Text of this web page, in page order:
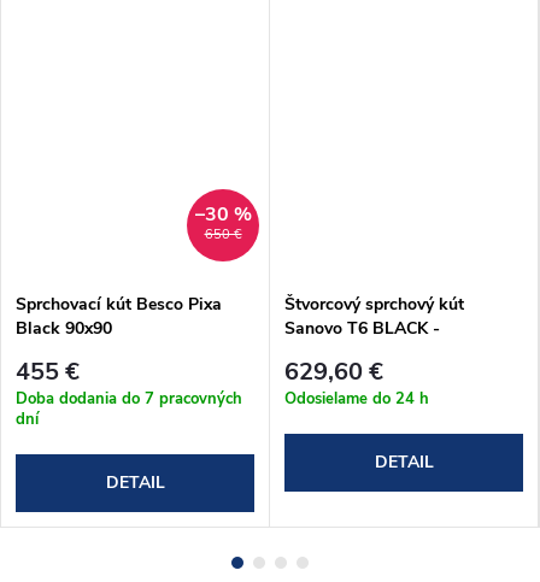
650 €
–30 %
Sprchovací kút Besco Pixa
Black 90x90
455 €
Doba dodania do 7 pracovných
dní
DETAIL
Štvorcový sprchový kút
Sanovo T6 BLACK -
(T6B_909090C)
629,60 €
Odosielame do 24 h
DETAIL